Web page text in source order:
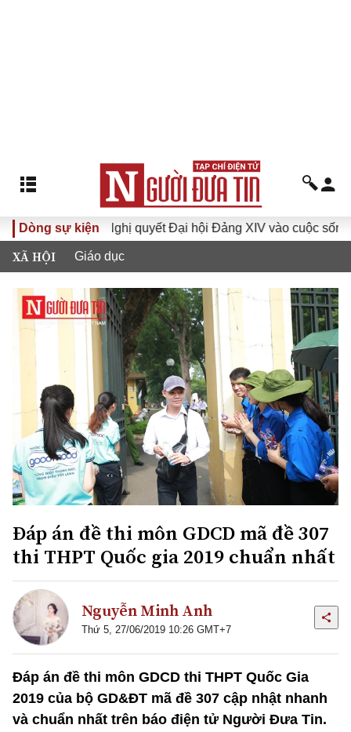
Dòng sự kiện
Đưa Nghị quyết Đại hội Đảng XIV vào cuộc sống
XÃ HỘI Giáo dục
Đáp án đề thi môn GDCD mã đề 307
thi THPT Quốc gia 2019 chuẩn nhất
Nguyễn Minh Anh
Thứ 5, 27/06/2019 10:26 GMT+7
Đáp án đề thi môn GDCD thi THPT Quốc Gia
2019 của bộ GD&ĐT mã đề 307 cập nhật nhanh
và chuẩn nhất trên báo điện tử Người Đưa Tin.